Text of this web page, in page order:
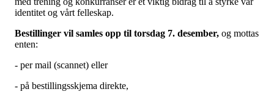
identitet og vårt felleskap.
Bestillinger vil samles opp til torsdag 7. desember, og mottas
enten:
- per mail (scannet) eller
- på bestillingsskjema direkte,